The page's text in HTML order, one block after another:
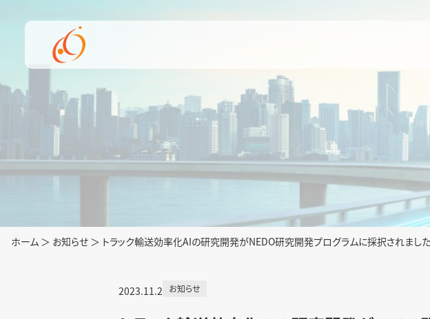
ホーム ＞ お知らせ ＞ トラック輸送効率化AIの研究開発がNEDO研究開発プログラムに採択されました
2023.11.2 お知らせ